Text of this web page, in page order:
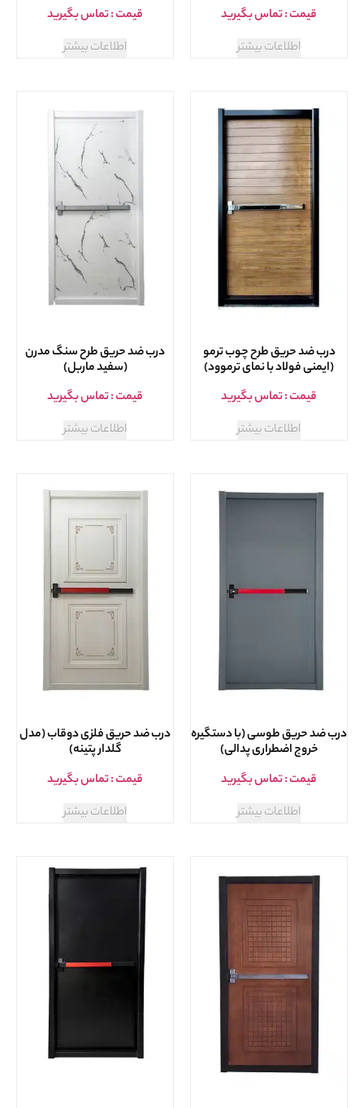
قیمت : تماس بگیرید
اطلاعات بیشتر
قیمت : تماس بگیرید
اطلاعات بیشتر
درب ضد حریق طرح چوب ترمو
(ایمنی فولاد با نمای ترموود)
قیمت : تماس بگیرید
اطلاعات بیشتر
درب ضد حریق طرح سنگ مدرن
(سفید ماربل)
قیمت : تماس بگیرید
اطلاعات بیشتر
درب ضد حریق طوسی (با دستگیره
خروج اضطراری پدالی)
قیمت : تماس بگیرید
اطلاعات بیشتر
درب ضد حریق فلزی دوقاب (مدل
گلدار پتینه)
قیمت : تماس بگیرید
اطلاعات بیشتر